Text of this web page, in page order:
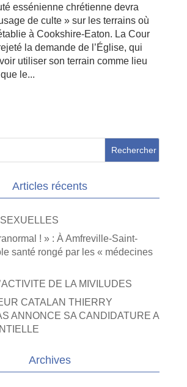
essénienne chrétienne devra
de culte » sur les terrains où
à Cookshire-Eaton. La Cour
la demande de l’Église, qui
utiliser son terrain comme lieu
le...
Articles récents
! » : À Amfreville-Saint-
santé rongé par les « médecines
DE LA MIVILUDES
CATALAN THIERRY
ANNONCE SA CANDIDATURE A
Archives